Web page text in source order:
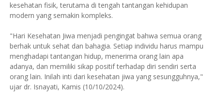
kesehatan fisik, terutama di tengah tantangan kehidupan
modern yang semakin kompleks.
"Hari Kesehatan Jiwa menjadi pengingat bahwa semua orang
berhak untuk sehat dan bahagia. Setiap individu harus mampu
menghadapi tantangan hidup, menerima orang lain apa
adanya, dan memiliki sikap positif terhadap diri sendiri serta
orang lain. Inilah inti dari kesehatan jiwa yang sesungguhnya,"
ujar dr. Isnayati, Kamis (10/10/2024).